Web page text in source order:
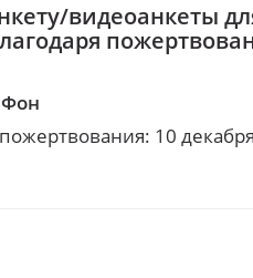
видеоанкеты
10